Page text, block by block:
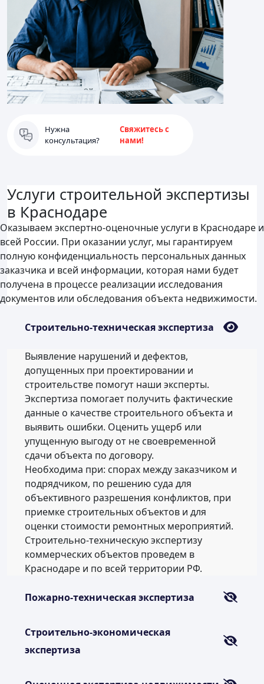
Нужна
консультация?
Свяжитесь с
нами!
Услуги строительной экспертизы
в Краснодаре
Оказываем экспертно-оценочные услуги в Краснодаре и
всей России. При оказании услуг, мы гарантируем
полную конфиденциальность персональных данных
заказчика и всей информации, которая нами будет
получена в процессе реализации исследования
документов или обследования объекта недвижимости.
Строительно-техническая экспертиза
Выявление нарушений и дефектов,
допущенных при проектировании и
строительстве помогут наши эксперты.
Экспертиза помогает получить фактические
данные о качестве строительного объекта и
выявить ошибки. Оценить ущерб или
упущенную выгоду от не своевременной
сдачи объекта по договору.
Необходима при: спорах между заказчиком и
подрядчиком, по решению суда для
объективного разрешения конфликтов, при
приемке строительных объектов и для
оценки стоимости ремонтных мероприятий.
Строительно-техническую экспертизу
коммерческих объектов проведем в
Краснодаре и по всей территории РФ.
Пожарно-техническая экспертиза
Строительно-экономическая
экспертиза